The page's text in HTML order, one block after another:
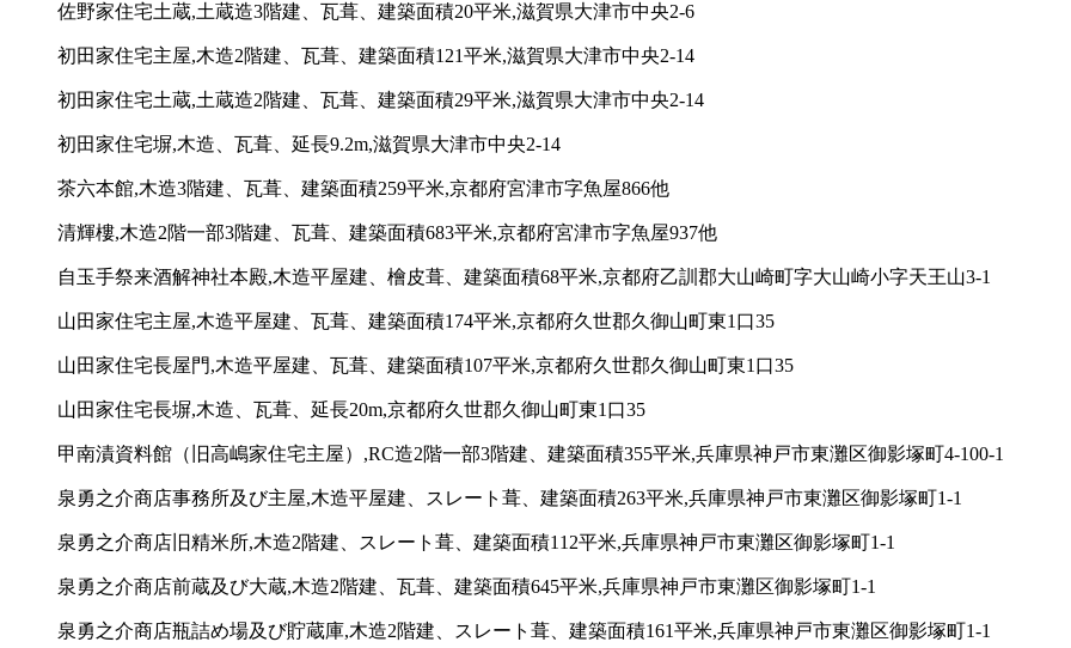
佐野家住宅土蔵,土蔵造3階建、瓦葺、建築面積20平米,滋賀県大津市中央2-6
初田家住宅主屋,木造2階建、瓦葺、建築面積121平米,滋賀県大津市中央2-14
初田家住宅土蔵,土蔵造2階建、瓦葺、建築面積29平米,滋賀県大津市中央2-14
初田家住宅塀,木造、瓦葺、延長9.2m,滋賀県大津市中央2-14
茶六本館,木造3階建、瓦葺、建築面積259平米,京都府宮津市字魚屋866他
清輝樓,木造2階一部3階建、瓦葺、建築面積683平米,京都府宮津市字魚屋937他
自玉手祭来酒解神社本殿,木造平屋建、檜皮葺、建築面積68平米,京都府乙訓郡大山崎町字大山崎小字天王山3-1
山田家住宅主屋,木造平屋建、瓦葺、建築面積174平米,京都府久世郡久御山町東1口35
山田家住宅長屋門,木造平屋建、瓦葺、建築面積107平米,京都府久世郡久御山町東1口35
山田家住宅長塀,木造、瓦葺、延長20m,京都府久世郡久御山町東1口35
甲南漬資料館（旧高嶋家住宅主屋）,RC造2階一部3階建、建築面積355平米,兵庫県神戸市東灘区御影塚町4-100-1
泉勇之介商店事務所及び主屋,木造平屋建、スレート葺、建築面積263平米,兵庫県神戸市東灘区御影塚町1-1
泉勇之介商店旧精米所,木造2階建、スレート葺、建築面積112平米,兵庫県神戸市東灘区御影塚町1-1
泉勇之介商店前蔵及び大蔵,木造2階建、瓦葺、建築面積645平米,兵庫県神戸市東灘区御影塚町1-1
泉勇之介商店瓶詰め場及び貯蔵庫,木造2階建、スレート葺、建築面積161平米,兵庫県神戸市東灘区御影塚町1-1